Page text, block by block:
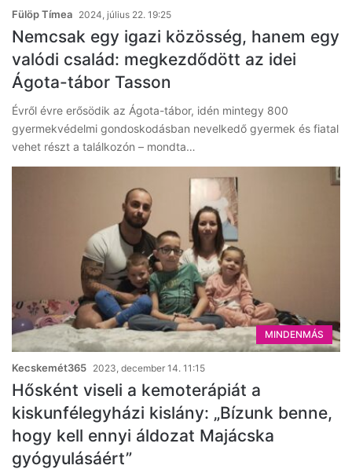
Fülöp Tímea 2024, július 22. 19:25
Nemcsak egy igazi közösség, hanem egy
valódi család: megkezdődött az idei
Ágota-tábor Tasson
Évről évre erősödik az Ágota-tábor, idén mintegy 800
gyermekvédelmi gondoskodásban nevelkedő gyermek és fiatal
vehet részt a találkozón – mondta…
MINDENMÁS
Kecskemét365 2023, december 14. 11:15
Hősként viseli a kemoterápiát a
kiskunfélegyházi kislány: „Bízunk benne,
hogy kell ennyi áldozat Majácska
gyógyulásáért”